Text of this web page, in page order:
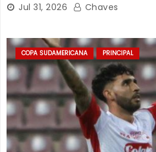
Jul 31, 2026 Chaves
COPA SUDAMERICANA PRINCIPAL